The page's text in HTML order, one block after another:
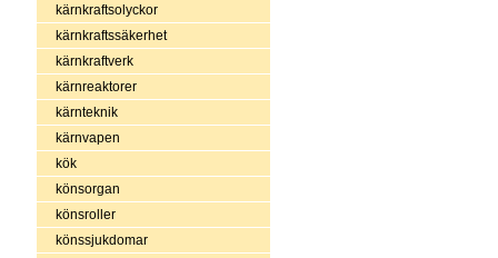
kärnkraftsolyckor
kärnkraftssäkerhet
kärnkraftverk
kärnreaktorer
kärnteknik
kärnvapen
kök
könsorgan
könsroller
könssjukdomar